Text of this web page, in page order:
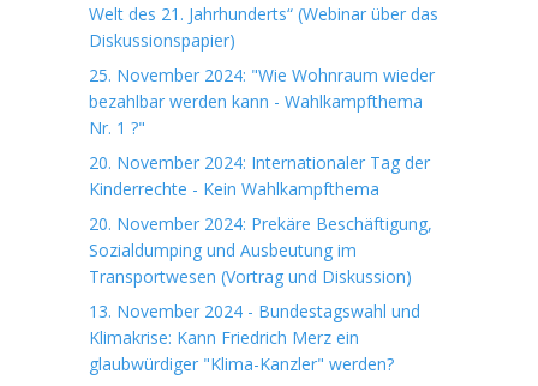
Welt des 21. Jahrhunderts“ (Webinar über das
Diskussionspapier)
25. November 2024: "Wie Wohnraum wieder
bezahlbar werden kann - Wahlkampfthema
Nr. 1 ?"
20. November 2024: Internationaler Tag der
Kinderrechte - Kein Wahlkampfthema
20. November 2024: Prekäre Beschäftigung,
Sozialdumping und Ausbeutung im
Transportwesen (Vortrag und Diskussion)
13. November 2024 - Bundestagswahl und
Klimakrise: Kann Friedrich Merz ein
glaubwürdiger "Klima-Kanzler" werden?